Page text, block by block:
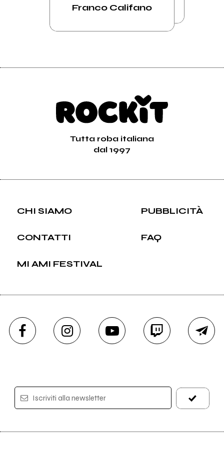
Franco Califano
Tutta roba italiana
dal 1997
CHI SIAMO PUBBLICITÀ
CONTATTI FAQ
MI AMI FESTIVAL
Iscriviti alla newsletter